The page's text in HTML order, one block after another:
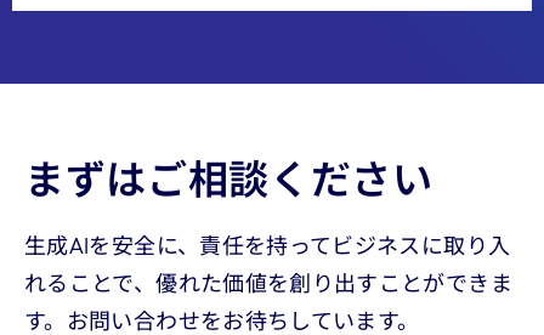
まずはご相談ください
生成AIを安全に、責任を持ってビジネスに取り入
れることで、優れた価値を創り出すことができま
す。お問い合わせをお待ちしています。